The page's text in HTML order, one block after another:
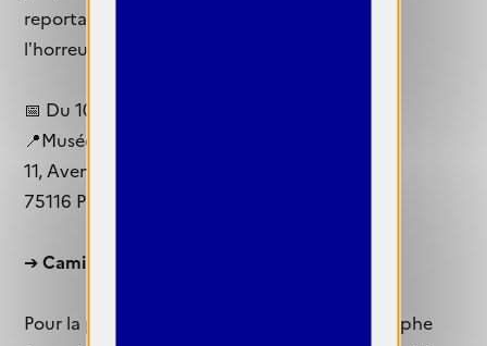
reportages de guerre, qui révélèrent en 1945
l’horreur des camps de concentration nazis.
📅 Du 10 avril au 2 août 2026
📍Musée d’Art moderne de la Ville de Paris
11, Avenue du Président Wilson
75116 Paris
➔Camille Vivier
Pour la première fois, le travail de la photographe